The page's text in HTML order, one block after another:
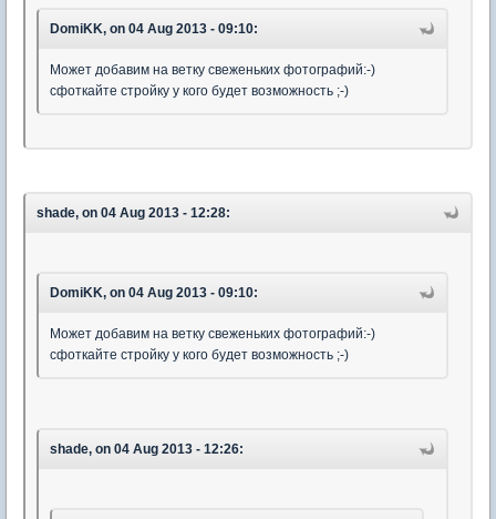
DomiKK, on 04 Aug 2013 - 09:10:
Может добавим на ветку свеженьких фотографий:-)
сфоткайте стройку у кого будет возможность ;-)
shade, on 04 Aug 2013 - 12:28:
DomiKK, on 04 Aug 2013 - 09:10:
Может добавим на ветку свеженьких фотографий:-)
сфоткайте стройку у кого будет возможность ;-)
shade, on 04 Aug 2013 - 12:26: